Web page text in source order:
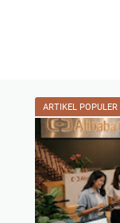
ARTIKEL POPULER